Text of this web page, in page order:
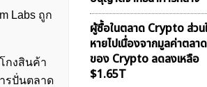
Labs ถูก
กงสินค้า
รปั่นตลาด
ผู้ซื้อในตลาด Crypto ส่ว
หายไปเนื่องจากมูลค่าตลา
ของ Crypto ลดลงเหลือ
$1.65T